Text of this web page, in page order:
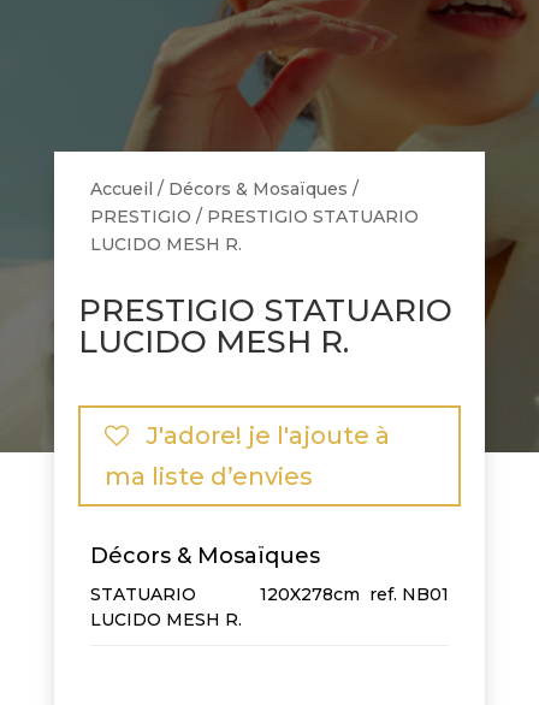
Accueil / Décors & Mosaïques /
PRESTIGIO / PRESTIGIO STATUARIO
LUCIDO MESH R.
PRESTIGIO STATUARIO
LUCIDO MESH R.
J'adore! je l'ajoute à
ma liste d’envies
Décors & Mosaïques
STATUARIO
LUCIDO MESH R.
120X278cm NB01